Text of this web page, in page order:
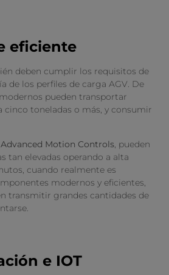
eficiente
deben cumplir los requisitos de
de los perfiles de carga AGV. De
pueden transportar
cinco toneladas o más, y consumir
Advanced Motion Controls, pueden
tan elevadas operando a alta
cuando realmente es
modernos y eficientes,
transmitir grandes cantidades de
e IOT